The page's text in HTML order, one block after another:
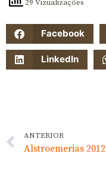
29 Vizualizações
Facebook
LinkedIn
ANTERIOR
Alstroemerias 2012